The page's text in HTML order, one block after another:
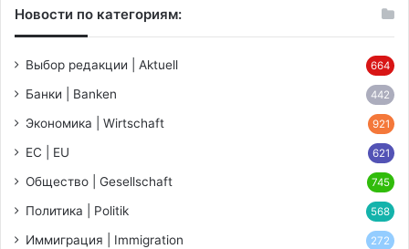
Новости по категориям:
Выбор редакции | Aktuell 664
Банки | Banken 442
Экономика | Wirtschaft 921
ЕС | EU 621
Общество | Gesellschaft 745
Политика | Politik 568
Иммиграция | Immigration 272